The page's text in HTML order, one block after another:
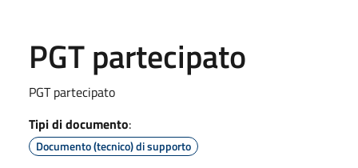
PGT partecipato
PGT partecipato
Tipi di documento:
Documento (tecnico) di supporto